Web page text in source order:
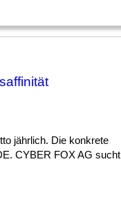
jährlich. Die konkrete
CYBER FOX AG sucht